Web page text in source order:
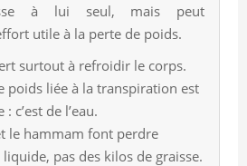
à lui seul, mais peut
utile à la perte de poids.
surtout à refroidir le corps.
poids liée à la transpiration est
c’est de l’eau.
le hammam font perdre
pas des kilos de graisse.